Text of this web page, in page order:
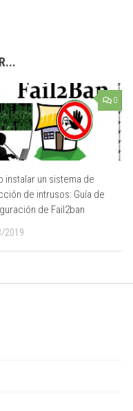
0
instalar un sistema de
de intrusos: Guía de
de Fail2ban
2019